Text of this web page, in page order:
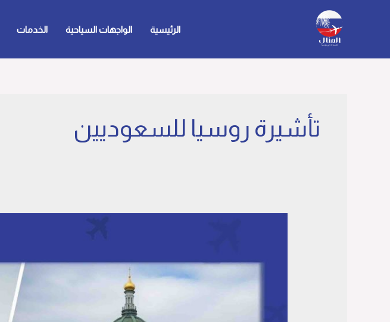
الرئيسية الواجهات السياحية الخدمات
تأشيرة روسيا للسعوديين
شروط